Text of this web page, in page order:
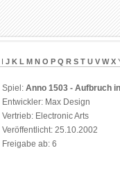
I J K L M N O P Q R S T U V W X
Spiel: Anno 1503 - Aufbruch
Entwickler: Max Design
Vertrieb: Electronic Arts
Veröffentlicht: 25.10.2002
Freigabe ab: 6